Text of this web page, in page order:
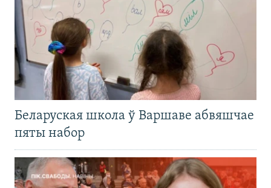
Беларуская школа ў Варшаве абвяшчае
пяты набор